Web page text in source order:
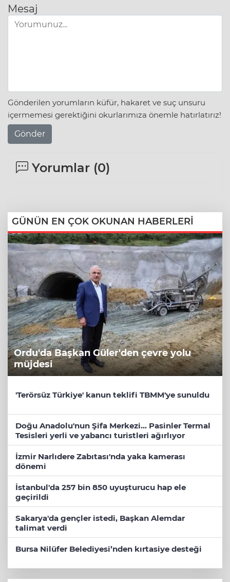
Mesaj
Gönderilen yorumların küfür, hakaret ve suç unsuru
içermemesi gerektiğini okurlarımıza önemle hatırlatırız!
Gönder
Yorumlar (0)
GÜNÜN EN ÇOK OKUNAN HABERLERİ
Ordu'da Başkan Güler'den çevre yolu
müjdesi
'Terörsüz Türkiye' kanun teklifi TBMM'ye sunuldu
Doğu Anadolu'nun Şifa Merkezi... Pasinler Termal
Tesisleri yerli ve yabancı turistleri ağırlıyor
İzmir Narlıdere Zabıtası'nda yaka kamerası
dönemi
İstanbul'da 257 bin 850 uyuşturucu hap ele
geçirildi
Sakarya'da gençler istedi, Başkan Alemdar
talimat verdi
Bursa Nilüfer Belediyesi’nden kırtasiye desteği